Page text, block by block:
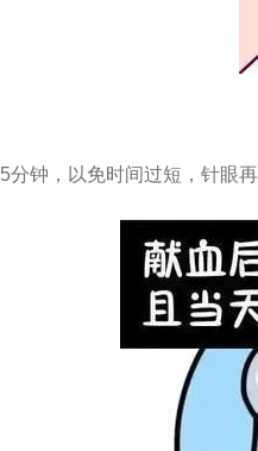
钟，以免时间过短，针眼